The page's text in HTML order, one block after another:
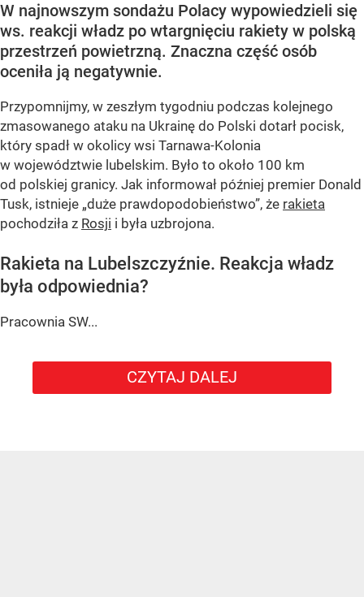
W najnowszym sondażu Polacy wypowiedzieli się
ws. reakcji władz po wtargnięciu rakiety w polską
przestrzeń powietrzną. Znaczna część osób
oceniła ją negatywnie.
Przypomnijmy, w zeszłym tygodniu podczas kolejnego
zmasowanego ataku na Ukrainę do Polski dotarł pocisk,
który spadł w okolicy wsi Tarnawa-Kolonia
w województwie lubelskim. Było to około 100 km
od polskiej granicy. Jak informował później premier Donald
Tusk, istnieje „duże prawdopodobieństwo”, że rakieta
pochodziła z Rosji i była uzbrojona.
Rakieta na Lubelszczyźnie. Reakcja władz
była odpowiednia?
Pracownia SW...
CZYTAJ DALEJ